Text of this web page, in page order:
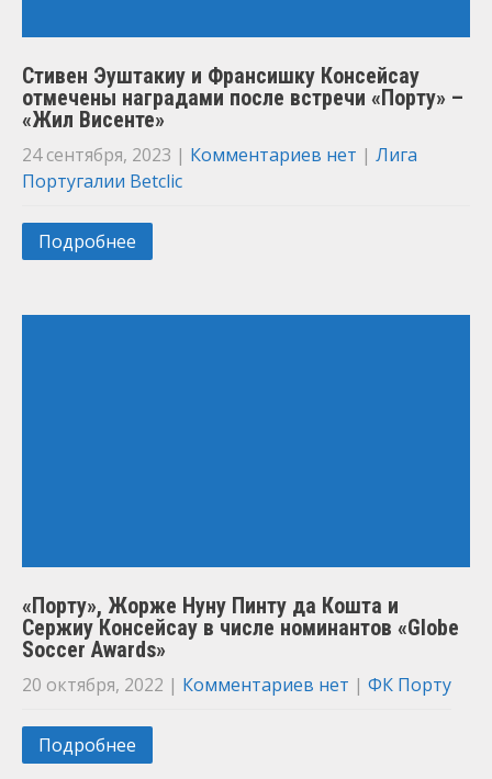
Стивен Эуштакиу и Франсишку Консейсау
отмечены наградами после встречи «Порту» –
«Жил Висенте»
24 сентября, 2023 | Комментариев нет | Лига
Португалии Betclic
Подробнее
«Порту», Жорже Нуну Пинту да Кошта и
Сержиу Консейсау в числе номинантов «Globe
Soccer Awards»
20 октября, 2022 | Комментариев нет | ФК Порту
Подробнее